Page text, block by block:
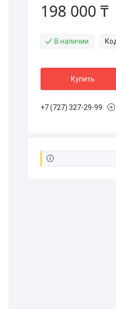
198 000 ₸
В наличии
Купить
+7 (727) 327-29-99